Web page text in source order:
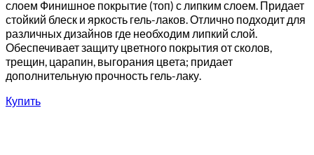
слоем Финишное покрытие (топ) с липким слоем. Придает
стойкий блеск и яркость гель-лаков. Отлично подходит для
различных дизайнов где необходим липкий слой.
Обеспечивает защиту цветного покрытия от сколов,
трещин, царапин, выгорания цвета; придает
дополнительную прочность гель-лаку.
Купить